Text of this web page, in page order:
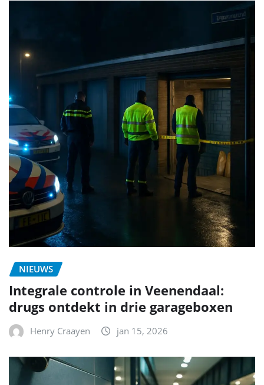
NIEUWS
Integrale controle in Veenendaal:
drugs ontdekt in drie garageboxen
Henry Craayen jan 15, 2026